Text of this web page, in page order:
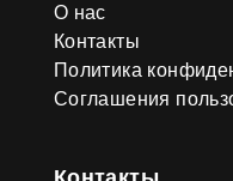
О нас
Контакты
Политика
Соглашения